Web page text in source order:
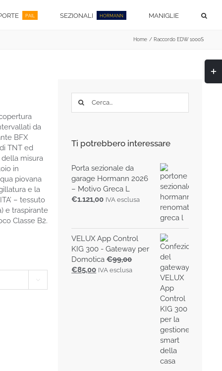
PAIL SEZIONALI HORMANN MANIGLIE
Home Raccordo EDW 1000S
da
BFX
TNT ed
misura
in
piovana
e la
– tessuto
e traspirante
Classe B2.

per:
Ti potrebbero interessare
Porta sezionale da
garage Hormann 2026
– Motivo Greca L
€1.121,00 IVA esclusa
VELUX App Control
KIG 300 - Gateway per
Domotica €99,00
Il
€85,00IlIVA esclusa
area
barra